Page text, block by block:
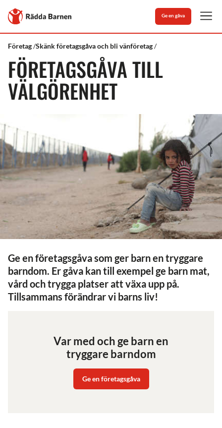
Till
Rädda
Barnens
Ge en gåva
Rädda
Företag Skänk företagsgåva och bli vänföretag
Företagsgåva
välgörenhet
FÖRETAGSGÅVA TILL
VÄLGÖRENHET
Ge en företagsgåva som ger barn en tryggare
barndom. Er gåva kan till exempel ge barn mat,
vård och trygga platser att växa upp på.
Tillsammans förändrar vi barns liv!
Var med och ge barn en
tryggare barndom
Ge en företagsgåva